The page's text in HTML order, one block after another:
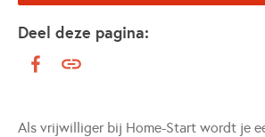
Deel deze pagina:
Als vrijwilliger bij Home-Start wordt je